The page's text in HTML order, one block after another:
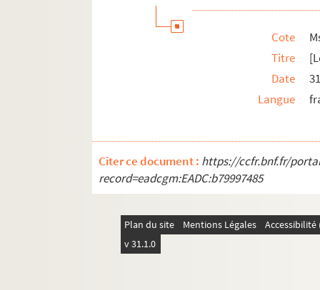
Ms 2419/81. [Lettre de la duchesse
Ms 2419/82. [Lettre d'Hector Talvart,
Ms 2419/83. [Lettre d'un lecteur
Ms 2419/84. [Lettre de Sophia Zaouche
Ms 2421. [Demande que le Ministre des cultes
Ms 2422. Direction d'artillerie de Rennes. Etat
Ms 2423. [Ordre de distribution de viande
Ms 2425. [Ordre de fournir logement, voiture
Ms 2426. [Pétition en vue d'obtenir la place
Cote
Titre
Date
Langue
Citer ce document : https://ccfr.bnf.fr/
record=eadcgm:EADC:b79997485
Plan du site Mentions Légales
v 31.1.0